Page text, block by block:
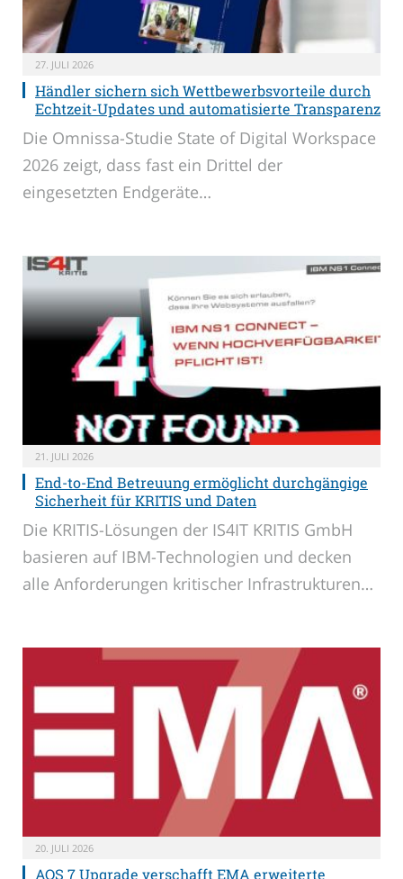
27. JULI 2026
Händler sichern sich Wettbewerbsvorteile durch
Echtzeit-Updates und automatisierte Transparenz
Die Omnissa-Studie State of Digital Workspace
2026 zeigt, dass fast ein Drittel der
eingesetzten Endgeräte…
21. JULI 2026
End-to-End Betreuung ermöglicht durchgängige
Sicherheit für KRITIS und Daten
Die KRITIS-Lösungen der IS4IT KRITIS GmbH
basieren auf IBM-Technologien und decken
alle Anforderungen kritischer Infrastrukturen…
20. JULI 2026
AOS 7 Upgrade verschafft EMA erweiterte